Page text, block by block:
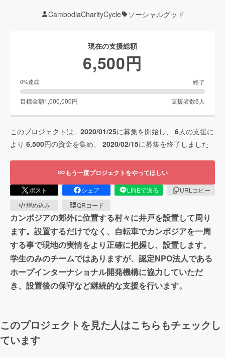
CambodiaCharityCycle ソーシャルグッド
現在の支援総額
6,500円
0%達成 終了
目標金額1,000,000円 支援者数6 人
このプロジェクトは、 2020/01/25に募集を開始し、 6人の支援に
より 6,500円の資金を集め、 2020/02/15に募集を終了しました
もう一度プロジェクトをやってほしい
ポスト シェア LINEで送る
URLコピー
埋め込み
QRコード
カンボジアの郊外に位置する村々に井戸を設置して周り
ます。設置するだけでなく、自転車でカンボジアを一周
する事で現地の実情をより正確に把握し、設置します。
学生のみのチームではありますが、認定NPO法人である
ホープインターナショナル開発機構に協力していただ
き、設置後の保守など継続的な支援を行います。
このプロジェクトを見た人はこちらもチェックし
ています